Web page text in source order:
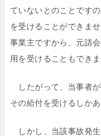
ていないとのことです
を受けることができま
事業主ですから、元請
用を受けることもできま
したがって、当事者が
その給付を受けるしかあ
しかし、当該事故発生